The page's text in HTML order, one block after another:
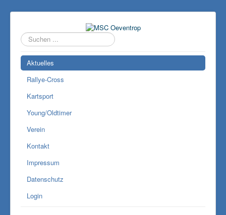
Suchen
...
Aktuelles
Rallye-Cross
Kartsport
Young/Oldtimer
Verein
Kontakt
Impressum
Datenschutz
Login